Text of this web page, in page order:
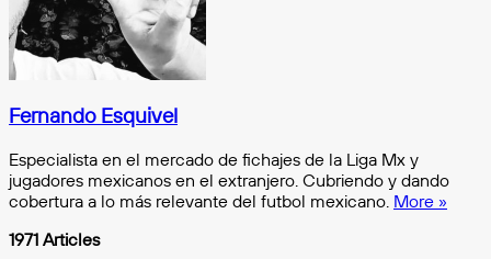
Fernando Esquivel
Especialista en el mercado de fichajes de la Liga Mx y
jugadores mexicanos en el extranjero. Cubriendo y dando
cobertura a lo más relevante del futbol mexicano. More »
1971 Articles